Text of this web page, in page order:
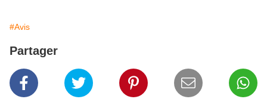
#Avis
Partager